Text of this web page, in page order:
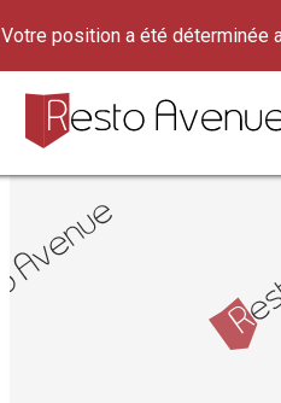
Votre position a été déterminée